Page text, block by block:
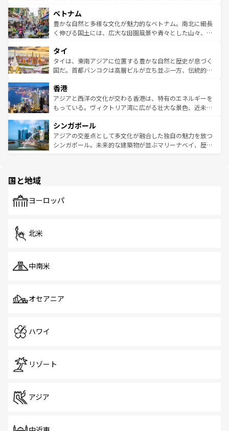
参照してほしい。
容にもいいと評判のスイーツなど、バラエティ豊かな料理
が味わえる。 なお、新着の台湾情報は コンテンツ一覧を参
照してほしい。
き、地方に足を延ばせば四季折々の自然美を楽しむことが
できる。そして、キムチや焼肉、絶品のストリートフード
まで、さまざまな韓国料理が待っている。夜には、韓国な
リティに包まれながら、韓国の多彩な魅力を心ゆくまで味
わってみてほしい。 なお、新着の韓国情報はコンテンツ一
覧を参照してほしい。
ベトナム
豊かな自然と多様な文化が魅力的なベトナム。南北に細長
く伸びる国土には、広大な田園風景や青々とした山々、世
急速な発展と共に伝統が息づく。ハノイの古い町並みやホ
ーチミン市のフランス統治時代の建物も、独特の雰囲気を
醸し出している。また、バラエティの豊かさとおいしさで
とつ。フォーやバインミー、ベトナムコーヒーなどは、ぜ
ひ現地で味わいたい。どの地域を訪れてもあたたかい人々
が旅行者を迎えてくれるので、きっと忘れられない旅にな
参照してほしい。
タイ
タイは、東南アジアに位置する豊かな自然と歴史が息づく
国だ。首都バンコクは高層ビルが立ち並ぶ一方、伝統的な
の活気が交差している。北部ではチェンマイなどの山岳地
帯で自然と触れ合い、南部ではプーケットやクラビの美し
いビーチでリゾート気分を楽しむことができる。タイ料理
激する。気候は一年中温暖で、どの季節にも異なる楽しみ
が待っている。親しみやすいタイの人々、仏教を中心とし
た文化、そして多様な観光資源が、訪れる旅人を魅了し続
香港
アジアと西洋の文化が交わる香港は、特有のエネルギーを
もっている。ヴィクトリア湾に広がる壮大な景色、近未来
み、どこを訪れても感動するはず。観光スポットが密集し
ており、効率よく見どころを回れるのも魅力。息をのむよ
うな絶景から文化的な体験まで、香港を存分に楽しみ尽く
シンガポール
アジアの交差点として多文化が融合した独自の魅力を放つ
シンガポール。未来的な建築物が並ぶマリーナベイ、歴史
で、ホーカーズは地元の風情を楽しめる外せないスポット
国と地域
ヨーロッパ
北米
中南米
オセアニア
ハワイ
リゾート
アジア